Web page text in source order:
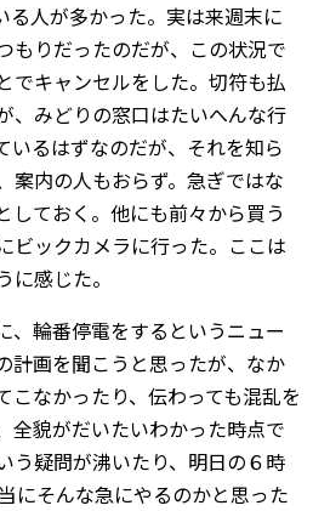
る人が多かった。実は来週末に
もりだったのだが、この状況で
でキャンセルをした。切符も払
、みどりの窓口はたいへんな行
いるはずなのだが、それを知ら
案内の人もおらず。急ぎではな
しておく。他にも前々から買う
ビックカメラに行った。ここは
感じた。
、輪番停電をするというニュー
計画を聞こうと思ったが、なか
こなかったり、伝わっても混乱を
全貌がだいたいわかった時点で
う疑問が沸いたり、明日の６時
にそんな急にやるのかと思った